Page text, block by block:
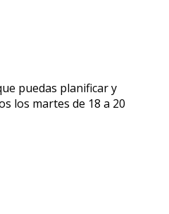
puedas planificar y
los martes de 18 a 20